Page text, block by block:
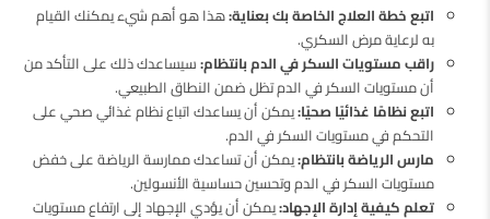
اتبع خطة العلاج الخاصة بك بعناية:هذا هو أهم شيء يمكنك القيام
به لرعاية مرض السكري.
راقب مستويات السكر في الدم بانتظام:سيساعدك ذلك على التأكد من
أن مستويات السكر في الدم تظل ضمن النطاق الطبيعي.
اتبع نظامًا غذائيًا صحيًا:يمكن أن يساعدك اتباع نظام غذائي صحي على
التحكم في مستويات السكر في الدم.
مارس الرياضة بانتظام:يمكن أن تساعدك ممارسة الرياضة على خفض
مستويات السكر في الدم وتحسين حساسية الأنسولين.
تعلم كيفية إدارة الإجهاد:يمكن أن يؤدي الإجهاد إلى ارتفاع مستويات